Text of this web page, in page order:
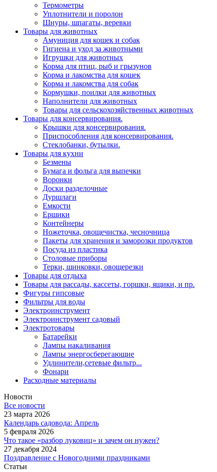
Термометры
Уплотнители и поролон
Шнуры, шпагаты, веревки
Товары для животных
Амуниция для кошек и собак
Гигиена и уход за животными
Игрушки для животных
Корма для птиц, рыб и грызунов
Корма и лакомства для кошек
Корма и лакомства для собак
Кормушки, поилки для животных
Наполнители для животных
Товары для сельскохозяйственных животных
Товары для консервирования.
Крышки для консервирования.
Приспособления для консервирования.
Стеклобанки, бутылки.
Товары для кухни
Безмены
Бумага и фольга для выпечки
Воронки
Доски разделочные
Дуршлаги
Емкости
Ершики
Контейнеры
Ножеточка, овощечистка, чесночница
Пакеты для хранения и заморозки продуктов
Посуда из пластика
Столовые приборы
Терки, шинковки, овощерезки
Товары для отдыха
Товары для рассады, кассеты, горшки, ящики, и пр.
Фигуры гипсовые
Фильтры для воды
Электроинструмент
Электроинструмент садовый
Электротовары
Батарейки
Лампы накаливания
Лампы энергосберегающие
Удлинители,сетевые фильтр...
Фонари
Расходные материалы
Новости
Все новости
23 марта 2026
Календарь садовода: Апрель
5 февраля 2026
Что такое «разбор луковиц» и зачем он нужен?
27 декабря 2024
Поздравление с Новогодними праздниками
Статьи